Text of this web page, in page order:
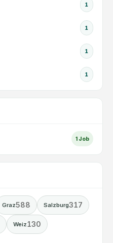
1
1
1
1
1 Job
Graz588 Salzburg317
Weiz130